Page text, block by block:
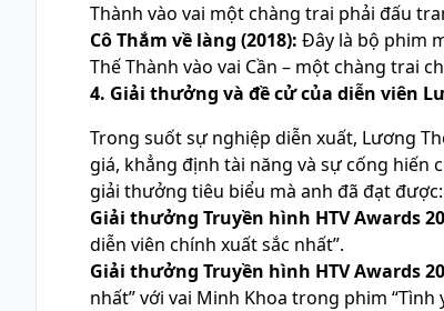
Thành vào vai một chàng trai phải đấu
Cô Thắm về làng (2018): Đây là bộ phim
Thế Thành vào vai Cần – một chàng trai
4. Giải thưởng và đề cử của diễn viên
Trong suốt sự nghiệp diễn xuất, Lương
giá, khẳng định tài năng và sự cống hiến
giải thưởng tiêu biểu mà anh đã đạt được:
Giải thưởng Truyền hình HTV Awards
diễn viên chính xuất sắc nhất”.
Giải thưởng Truyền hình HTV Awards
nhất” với vai Minh Khoa trong phim “Tình